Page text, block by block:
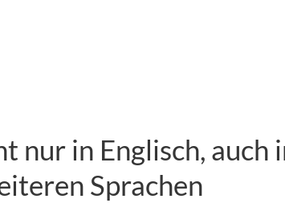
in Englisch, auch
Sprachen